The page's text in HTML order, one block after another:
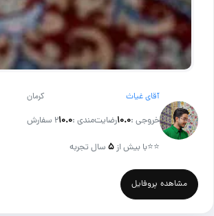
آقای غیاث کرمان
خروجی :۱۰.۰رضایت‌مندی :۱۰.۰2 سفارش
⭐⭐با بیش از۵سال تجربه
مشاهده پروفایل